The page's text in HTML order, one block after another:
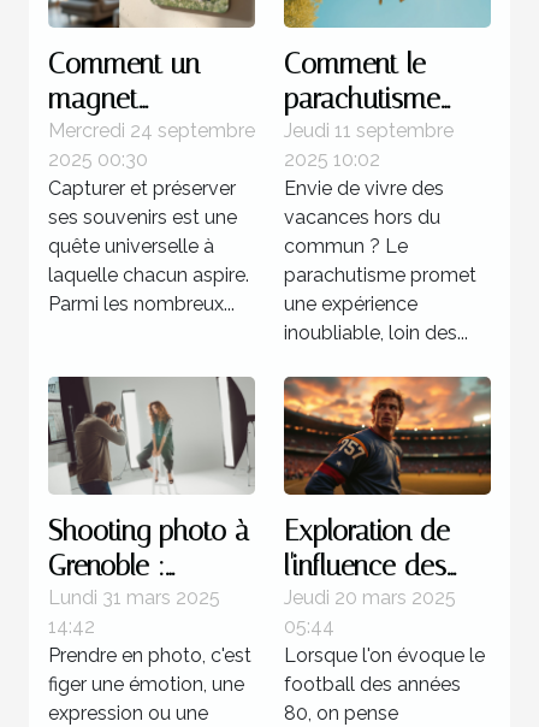
Comment un
magnet
personnalisé peut
capturer vos
souvenirs
uniques ?
Mercredi 24 septembre
2025 00:30
Capturer et préserver
ses souvenirs est une
quête universelle à
laquelle chacun aspire.
Parmi les nombreux...
Comment le
parachutisme
peut transformer
votre perception
des vacances ?
Jeudi 11 septembre
2025 10:02
Envie de vivre des
vacances hors du
commun ? Le
parachutisme promet
une expérience
inoubliable, loin des...
Shooting photo à
Grenoble :
immortalisez vos
moments avec
un professionnel
Lundi 31 mars 2025
14:42
Prendre en photo, c'est
figer une émotion, une
expression ou une
Exploration de
l'influence des
stratégies
offensives dans
le football des
années 80
Jeudi 20 mars 2025
05:44
Lorsque l'on évoque le
football des années
80, on pense